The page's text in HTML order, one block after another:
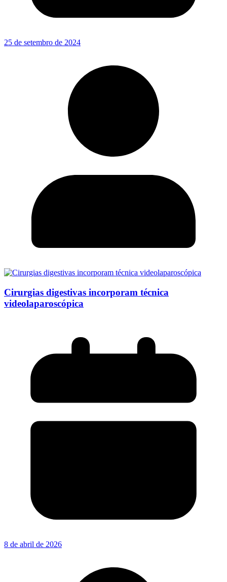
25 de setembro de 2024
Cirurgias digestivas incorporam técnica
videolaparoscópica
8 de abril de 2026